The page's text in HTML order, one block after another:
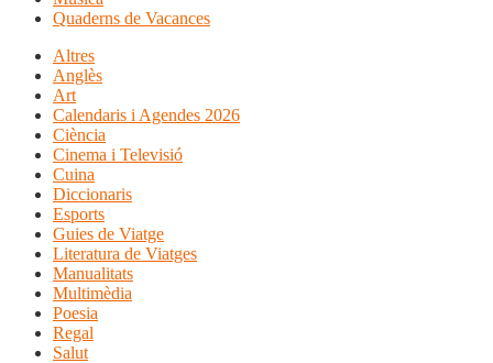
Quaderns de Vacances
Altres
Anglès
Art
Calendaris i Agendes 2026
Ciència
Cinema i Televisió
Cuina
Diccionaris
Esports
Guies de Viatge
Literatura de Viatges
Manualitats
Multimèdia
Poesia
Regal
Salut